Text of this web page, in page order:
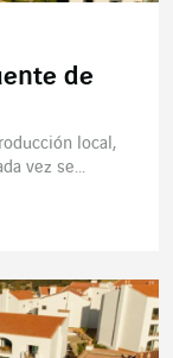
de
local,
vez se...